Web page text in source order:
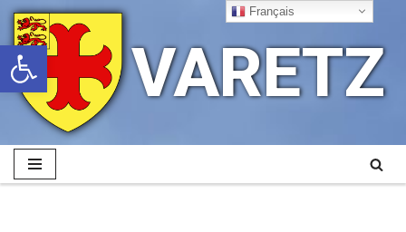
Ouvrir la barre d’outils
Aller
au
contenu
VARETZ
Français